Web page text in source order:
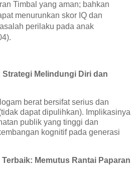
Timbal yang aman; bahkan
menurunkan skor IQ dan
perilaku pada anak
Melindungi Diri dan
berat bersifat serius dan
dapat dipulihkan). Implikasinya
publik yang tinggi dan
kognitif pada generasi
Memutus Rantai Paparan